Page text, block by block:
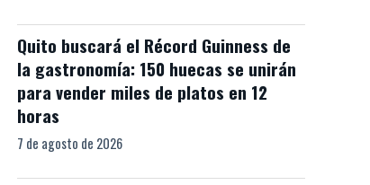
Quito buscará el Récord Guinness de
la gastronomía: 150 huecas se unirán
para vender miles de platos en 12
horas
7 de agosto de 2026